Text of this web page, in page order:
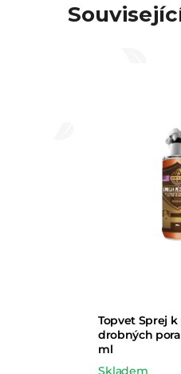
Topvet Sprej
drobných
ml